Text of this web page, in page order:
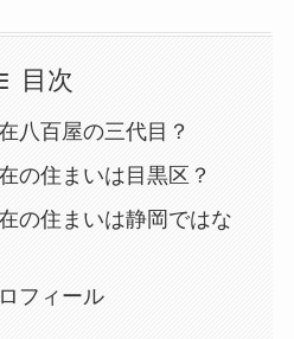
目次
八百屋の三代目？
の住まいは目黒区？
の住まいは静岡ではな
フィール